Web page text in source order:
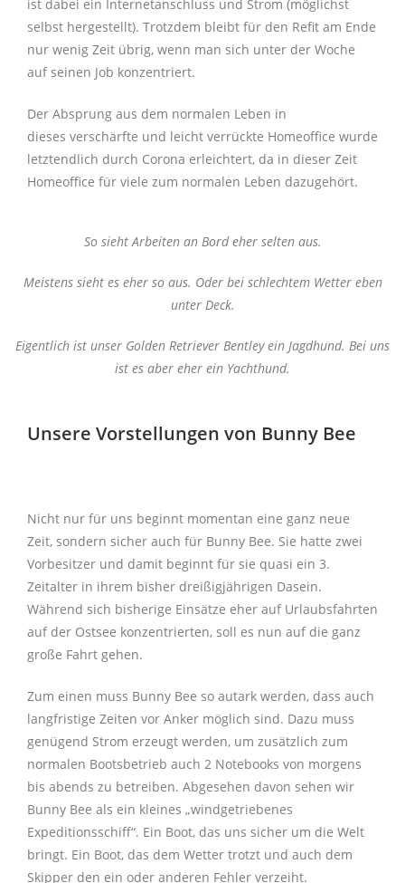
ist dabei ein Internetanschluss und Strom (möglichst
selbst hergestellt). Trotzdem bleibt für den Refit am Ende
nur wenig Zeit übrig, wenn man sich unter der Woche
auf seinen Job konzentriert.
Der Absprung aus dem normalen Leben in
dieses verschärfte und leicht verrückte Homeoffice wurde
letztendlich durch Corona erleichtert, da in dieser Zeit
Homeoffice für viele zum normalen Leben dazugehört.
So sieht Arbeiten an Bord eher selten aus.
Meistens sieht es eher so aus. Oder bei schlechtem Wetter eben
unter Deck.
Eigentlich ist unser Golden Retriever Bentley ein Jagdhund. Bei uns
ist es aber eher ein Yachthund.
Unsere Vorstellungen von Bunny Bee
Nicht nur für uns beginnt momentan eine ganz neue
Zeit, sondern sicher auch für Bunny Bee. Sie hatte zwei
Vorbesitzer und damit beginnt für sie quasi ein 3.
Zeitalter in ihrem bisher dreißigjährigen Dasein.
Während sich bisherige Einsätze eher auf Urlaubsfahrten
auf der Ostsee konzentrierten, soll es nun auf die ganz
große Fahrt gehen.
Zum einen muss Bunny Bee so autark werden, dass auch
langfristige Zeiten vor Anker möglich sind. Dazu muss
genügend Strom erzeugt werden, um zusätzlich zum
normalen Bootsbetrieb auch 2 Notebooks von morgens
bis abends zu betreiben. Abgesehen davon sehen wir
Bunny Bee als ein kleines „windgetriebenes
Expeditionsschiff“. Ein Boot, das uns sicher um die Welt
bringt. Ein Boot, das dem Wetter trotzt und auch dem
Skipper den ein oder anderen Fehler verzeiht.